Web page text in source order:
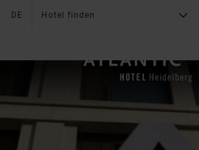
DE Hotel finden G
DAS HOTEL